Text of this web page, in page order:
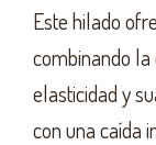
Este hilado
combinando
elasticidad y
con una caída